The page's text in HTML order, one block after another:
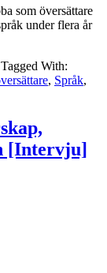
som översättare
under flera år
Tagged With:
, Språk,
[Intervju]